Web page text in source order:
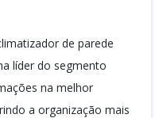
de parede
líder do segmento
na melhor
a organização mais